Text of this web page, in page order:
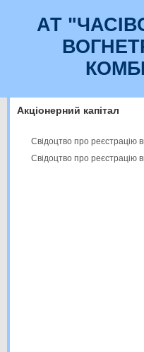
АТ
Акціонерний капітал
Свідоцтво про реєстрацію
Свідоцтво про реєстрацію